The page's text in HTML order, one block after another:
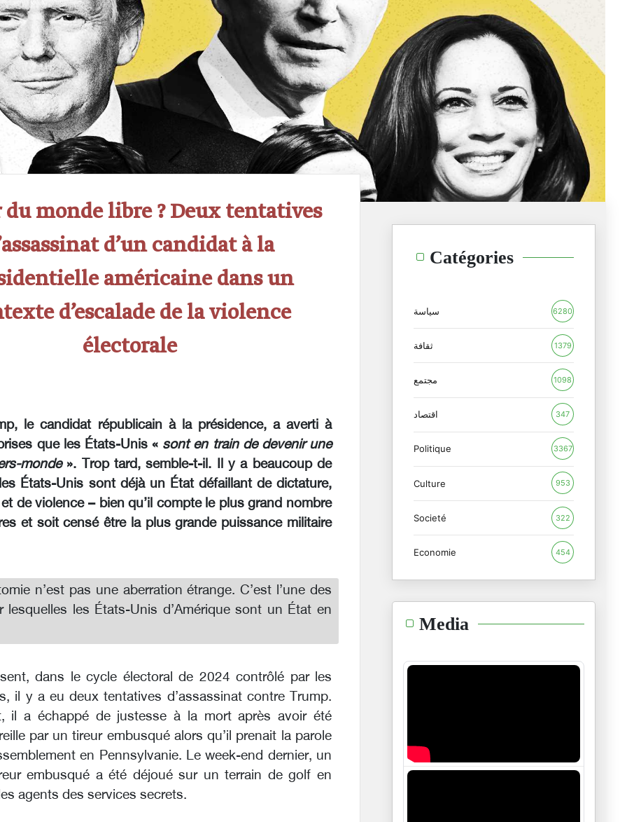
du monde libre ? Deux tentatives
d’un candidat à la
américaine dans un
d’escalade de la violence
électorale
le candidat républicain à la présidence, a averti à
que les États-Unis « sont en train de devenir une
monde». Trop tard, semble-t-il. Il y a beaucoup de
États-Unis sont déjà un État défaillant de dictature,
de violence – bien qu’il compte le plus grand nombre
et soit censé être la plus grande puissance militaire
n’est pas une aberration étrange. C’est l’une des
lesquelles les États-Unis d’Amérique sont un État en
dans le cycle électoral de 2024 contrôlé par les
il y a eu deux tentatives d’assassinat contre Trump.
il a échappé de justesse à la mort après avoir été
par un tireur embusqué alors qu’il prenait la parole
en Pennsylvanie. Le week-end dernier, un
embusqué a été déjoué sur un terrain de golf en
agents des services secrets.
Catégories
سياسة 6280
ثقافة 1379
مجتمع 1098
اقتصاد 347
Politique 3367
Culture 953
Societé 322
Economie 454
Media